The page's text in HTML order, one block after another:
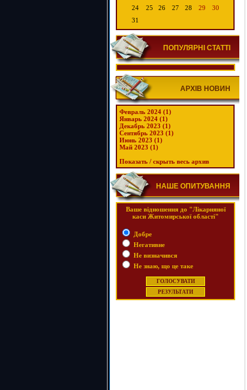
24
25 26 27 28 29
30
31
ПОПУЛЯРНІ СТАТТІ
АРХІВ НОВИН
Февраль 2024 (1)
Январь 2024 (1)
Декабрь 2023 (1)
Сентябрь 2023 (1)
Июнь 2023 (1)
Май 2023 (1)
Показать / скрыть весь архив
НАШЕ ОПИТУВАННЯ
Ваше відношення до "Лікарняної
каси Житомирської області"
Добре
Негативне
Не визначився
Не знаю, що це таке